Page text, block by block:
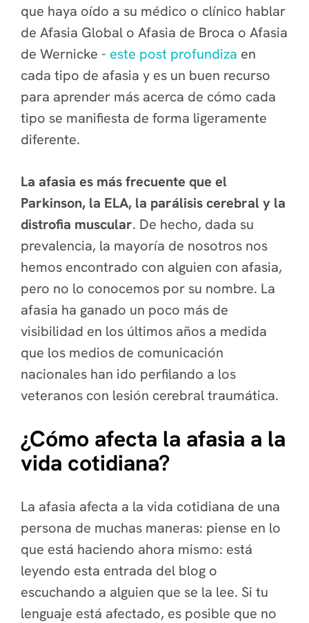
que haya oído a su médico o clínico hablar
de Afasia Global o Afasia de Broca o Afasia
de Wernicke - este post profundiza en
cada tipo de afasia y es un buen recurso
para aprender más acerca de cómo cada
tipo se manifiesta de forma ligeramente
diferente.
La afasia es más frecuente que el
Parkinson, la ELA, la parálisis cerebral y la
distrofia muscular. De hecho, dada su
prevalencia, la mayoría de nosotros nos
hemos encontrado con alguien con afasia,
pero no lo conocemos por su nombre. La
afasia ha ganado un poco más de
visibilidad en los últimos años a medida
que los medios de comunicación
nacionales han ido perfilando a los
veteranos con lesión cerebral traumática.
¿Cómo afecta la afasia a la
vida cotidiana?
La afasia afecta a la vida cotidiana de una
persona de muchas maneras: piense en lo
que está haciendo ahora mismo: está
leyendo esta entrada del blog o
escuchando a alguien que se la lee. Si tu
lenguaje está afectado, es posible que no